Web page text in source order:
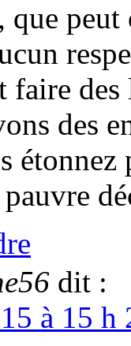
que peut
faire
des
étonnez
dit :
à 15